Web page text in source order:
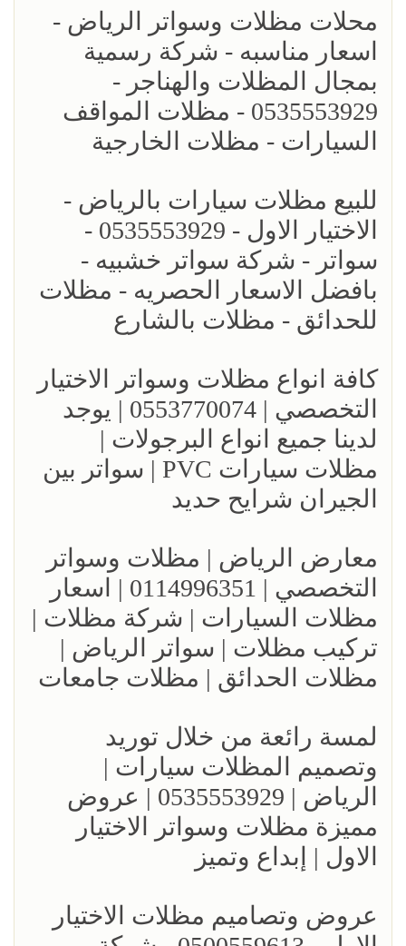
محلات مظلات وسواتر الرياض -
اسعار مناسبه - شركة رسمية
بمجال المظلات والهناجر -
0535553929 - مظلات المواقف
السيارات - مظلات الخارجية
للبيع مظلات سيارات بالرياض -
الاختيار الاول - 0535553929 -
سواتر - شركة سواتر خشبيه -
بافضل الاسعار الحصريه - مظلات
للحدائق - مظلات بالشارع
كافة انواع مظلات وسواتر الاختيار
التخصصي | 0553770074 | يوجد
لدينا جميع انواع البرجولات |
مظلات سيارات PVC | سواتر بين
الجيران شرايح حديد
معارض الرياض | مظلات وسواتر
التخصصي | 0114996351 | اسعار
مظلات السيارات | شركة مظلات |
تركيب مظلات | سواتر الرياض |
مظلات الحدائق | مظلات جامعات
لمسة رائعة من خلال توريد
وتصميم المظلات سيارات |
الرياض | 0535553929 | عروض
مميزة مظلات وسواتر الاختيار
الاول | إبداع وتميز
عروض وتصاميم مظلات الاختيار